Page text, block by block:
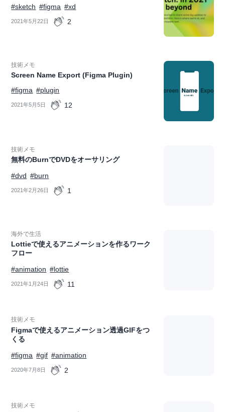
#sketch #figma #xd
2021年5月22日 2
技術メモ
Screen Name Export (Figma Plugin)
#figma #plugin
2021年5月5日 12
技術メモ
無料のBurnでDVDをオーサリング
#dvd #burn
2021年2月26日 1
海外で生活
Lottieで使えるアニメーションを作るワーク
フロー
#animation #lottie
2021年1月24日 11
技術メモ
Figmaで使えるアニメーション透過GIFをつ
くる
#figma #gif #animation
2020年7月8日 2
技術メモ